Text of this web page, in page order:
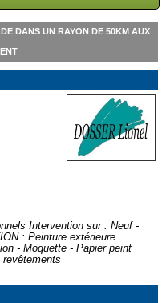
DANS UN RAYON DE 50KM AUX
Intervention sur : Neuf -
: Peinture extérieure
- Moquette - Papier peint